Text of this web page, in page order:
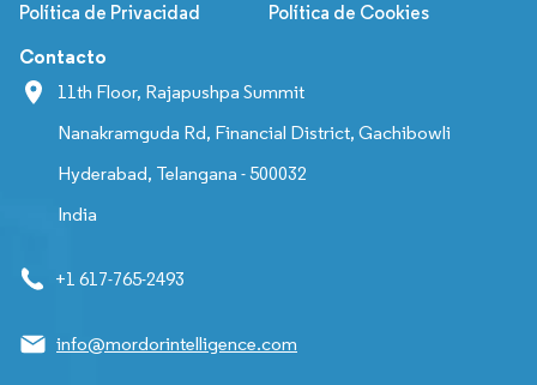
Política de Privacidad Política de Cookies
Contacto
11th Floor, Rajapushpa Summit
Nanakramguda Rd, Financial District, Gachibowli
Hyderabad, Telangana - 500032
India
+1 617-765-2493
info@mordorintelligence.com